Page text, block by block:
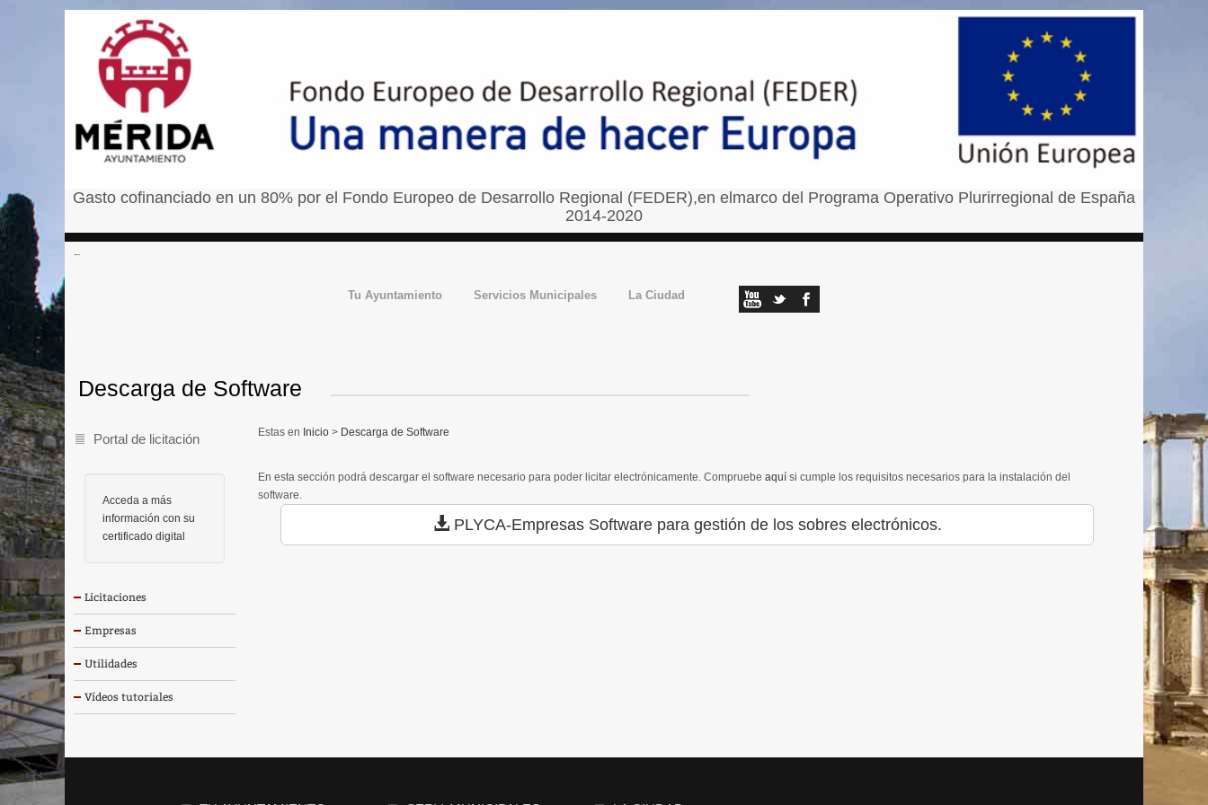
Gasto cofinanciado en un 80% por el Fondo Europeo de Desarrollo Regional (FEDER),en elmarco del Programa Operativo Plurirregional de España
2014-2020
Tu Ayuntamiento Servicios Municipales La Ciudad
Portal de licitación
Acceda a más
información con su
certificado digital
Licitaciones
Empresas
Utilidades
Vídeos tutoriales
Inicio > Descarga de Software
Descarga de Software
En esta sección podrá descargar el software necesario para poder licitar electrónicamente. Compruebe aquí si cumple los requisitos necesarios para la instalación del
software.
PLYCA-Empresas Software para gestión de los sobres electrónicos.